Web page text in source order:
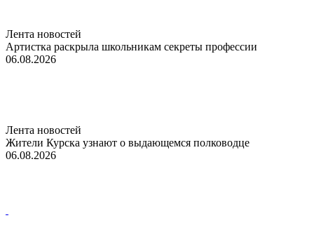
Лента новостей
Артистка раскрыла школьникам секреты профессии
06.08.2026
Лента новостей
Жители Курска узнают о выдающемся полководце
06.08.2026